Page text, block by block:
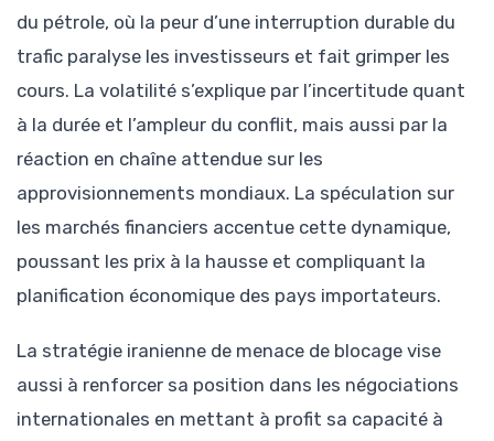
du pétrole, où la peur d’une interruption durable du
trafic paralyse les investisseurs et fait grimper les
cours. La volatilité s’explique par l’incertitude quant
à la durée et l’ampleur du conflit, mais aussi par la
réaction en chaîne attendue sur les
approvisionnements mondiaux. La spéculation sur
les marchés financiers accentue cette dynamique,
poussant les prix à la hausse et compliquant la
planification économique des pays importateurs.
La stratégie iranienne de menace de blocage vise
aussi à renforcer sa position dans les négociations
internationales en mettant à profit sa capacité à